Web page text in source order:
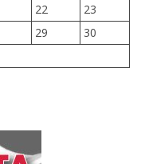
22
23
29
30